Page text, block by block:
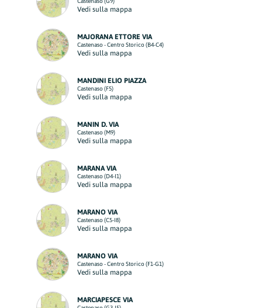
Vedi sulla mappa
MAJORANA ETTORE VIA
Castenaso - Centro Storico (B4-C4)
Vedi sulla mappa
MANDINI ELIO PIAZZA
Castenaso (F5)
Vedi sulla mappa
MANIN D. VIA
Castenaso (M9)
Vedi sulla mappa
MARANA VIA
Castenaso (D4-I1)
Vedi sulla mappa
MARANO VIA
Castenaso (C5-I8)
Vedi sulla mappa
MARANO VIA
Castenaso - Centro Storico (F1-G1)
Vedi sulla mappa
MARCIAPESCE VIA